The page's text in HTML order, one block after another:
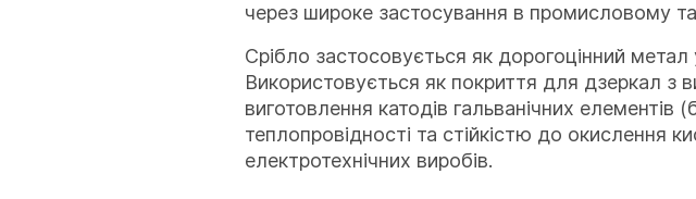
через широке застосування в промисловому
Срібло застосовується як дорогоцінний
Використовується як покриття для дзеркал з
виготовлення катодів гальванічних елементів
теплопровідності та стійкістю до окислення
електротехнічних виробів.